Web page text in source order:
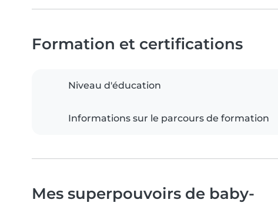
Formation et certifications
Niveau d'éducation
Informations sur le parcours de formation
Mes superpouvoirs de baby-